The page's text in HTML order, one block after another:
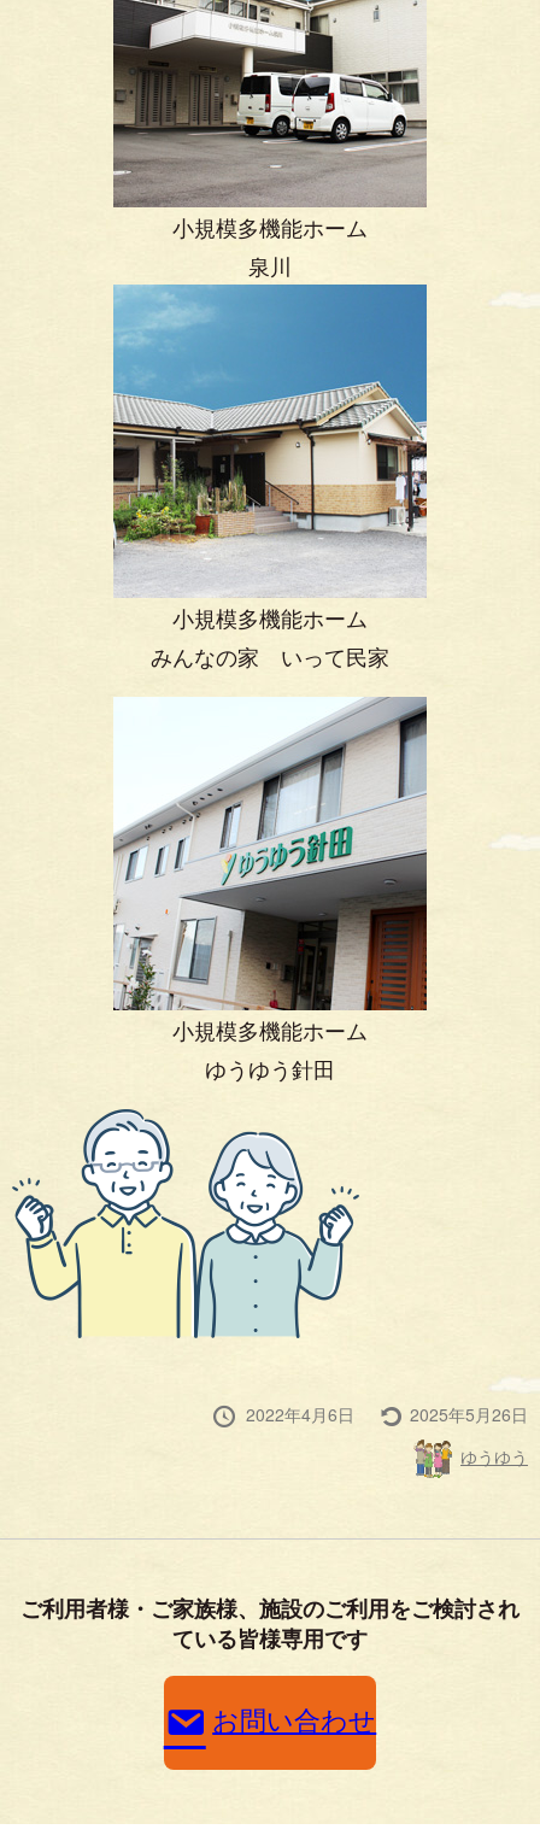
小規模多機能ホーム
泉川
小規模多機能ホーム
みんなの家 いって民家
小規模多機能ホーム
ゆうゆう針田
投
2022年4月6日
最
終
更
新
2025年5月26日
投
稿
ゆうゆう
ご利用者様・ご家族様、施設のご利用をご検討され
ている皆様専用です
お問い合わせ